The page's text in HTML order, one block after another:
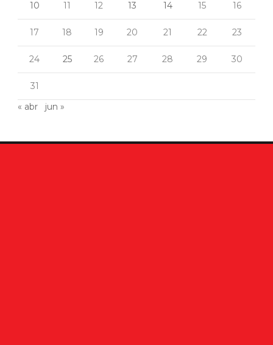
10 11 12 13 14 15 16
17 18 19 20 21 22 23
24 25 26 27 28 29 30
31
« abr
jun »